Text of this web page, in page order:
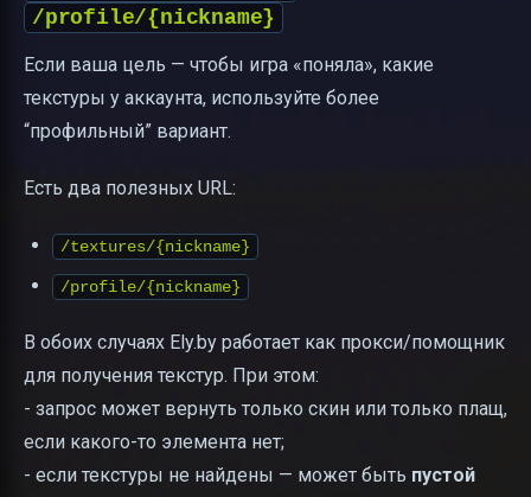
/profile/{nickname}
Если ваша цель — чтобы игра «поняла», какие
текстуры у аккаунта, используйте более
“профильный” вариант.
Есть два полезных URL:
/textures/{nickname}
/profile/{nickname}
В обоих случаях Ely.by работает как прокси/помощник
для получения текстур. При этом:
- запрос может вернуть только скин или только плащ,
если какого-то элемента нет;
- если текстуры не найдены — может быть пустой